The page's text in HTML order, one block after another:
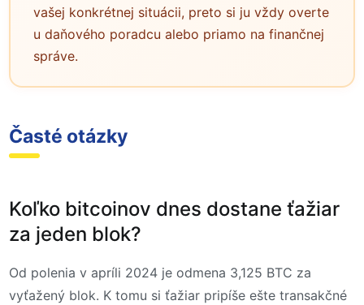
vašej konkrétnej situácii, preto si ju vždy overte
u daňového poradcu alebo priamo na finančnej
správe.
Časté otázky
Koľko bitcoinov dnes dostane ťažiar
za jeden blok?
Od polenia v apríli 2024 je odmena 3,125 BTC za
vyťažený blok. K tomu si ťažiar pripíše ešte transakčné